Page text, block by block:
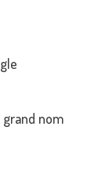
grand nom